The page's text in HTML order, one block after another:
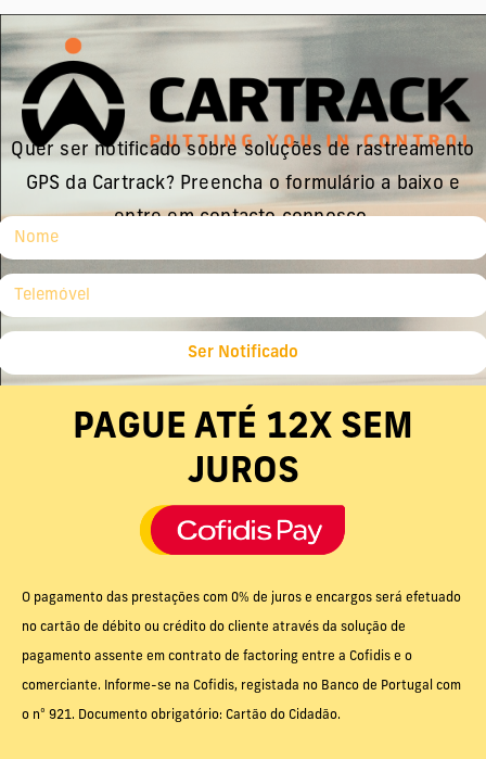
Quer ser notificado sobre soluções de rastreamento
GPS da Cartrack? Preencha o formulário a baixo e
entre em contacto connosco.
Ser Notificado
PAGUE ATÉ 12X SEM
JUROS
O pagamento das prestações com 0% de juros e encargos será efetuado
no cartão de débito ou crédito do cliente através da solução de
pagamento assente em contrato de factoring entre a Cofidis e o
comerciante. Informe-se na Cofidis, registada no Banco de Portugal com
o nº 921. Documento obrigatório: Cartão do Cidadão.